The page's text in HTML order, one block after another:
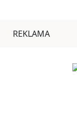
REKLAMA